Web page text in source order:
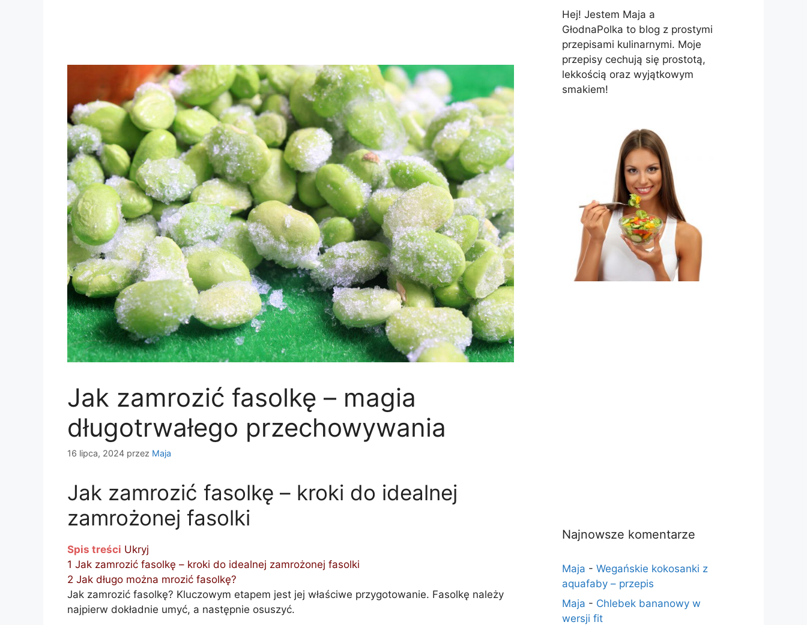
Jak zamrozić fasolkę – magia
długotrwałego przechowywania
16 lipca, 2024 przez Maja
Jak zamrozić fasolkę – kroki do idealnej
zamrożonej fasolki
Spis treści Ukryj
1 Jak zamrozić fasolkę – kroki do idealnej zamrożonej fasolki
2 Jak długo można mrozić fasolkę?
Jak zamrozić fasolkę? Kluczowym etapem jest jej właściwe przygotowanie. Fasolkę należy
najpierw dokładnie umyć, a następnie osuszyć.
Hej! Jestem Maja a
GłodnaPolka to blog z prostymi
przepisami kulinarnymi. Moje
przepisy cechują się prostotą,
lekkością oraz wyjątkowym
smakiem!
Najnowsze komentarze
Maja - Wegańskie kokosanki z
aquafaby – przepis
Maja - Chlebek bananowy w
wersji fit